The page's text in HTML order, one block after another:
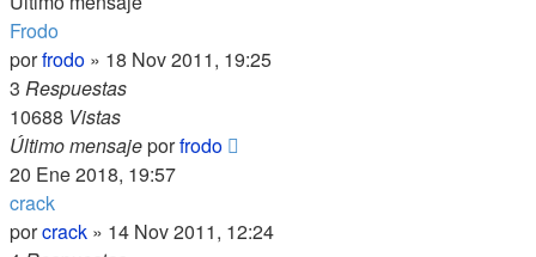
Frodo
porfrodo » 18 Nov 2011, 19:25
3 Respuestas
10688 Vistas
Último mensajeporfrodo
20 Ene 2018, 19:57
crack
porcrack » 14 Nov 2011, 12:24